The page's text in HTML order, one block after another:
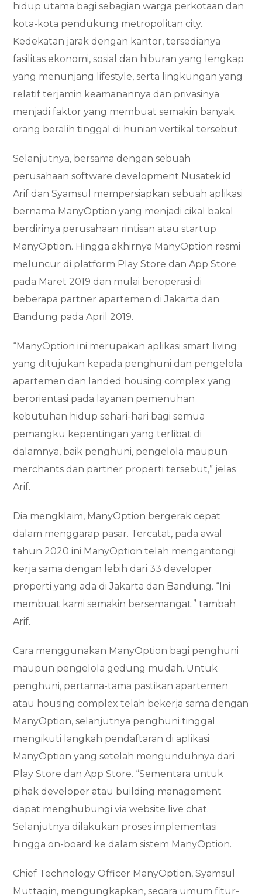
hidup utama bagi sebagian warga perkotaan dan
kota-kota pendukung metropolitan city.
Kedekatan jarak dengan kantor, tersedianya
fasilitas ekonomi, sosial dan hiburan yang lengkap
yang menunjang lifestyle, serta lingkungan yang
relatif terjamin keamanannya dan privasinya
menjadi faktor yang membuat semakin banyak
orang beralih tinggal di hunian vertikal tersebut.
Selanjutnya, bersama dengan sebuah
perusahaan software development Nusatek.id
Arif dan Syamsul mempersiapkan sebuah aplikasi
bernama ManyOption yang menjadi cikal bakal
berdirinya perusahaan rintisan atau startup
ManyOption. Hingga akhirnya ManyOption resmi
meluncur di platform Play Store dan App Store
pada Maret 2019 dan mulai beroperasi di
beberapa partner apartemen di Jakarta dan
Bandung pada April 2019.
“ManyOption ini merupakan aplikasi smart living
yang ditujukan kepada penghuni dan pengelola
apartemen dan landed housing complex yang
berorientasi pada layanan pemenuhan
kebutuhan hidup sehari-hari bagi semua
pemangku kepentingan yang terlibat di
dalamnya, baik penghuni, pengelola maupun
merchants dan partner properti tersebut,” jelas
Arif.
Dia mengklaim, ManyOption bergerak cepat
dalam menggarap pasar. Tercatat, pada awal
tahun 2020 ini ManyOption telah mengantongi
kerja sama dengan lebih dari 33 developer
properti yang ada di Jakarta dan Bandung. “Ini
membuat kami semakin bersemangat.” tambah
Arif.
Cara menggunakan ManyOption bagi penghuni
maupun pengelola gedung mudah. Untuk
penghuni, pertama-tama pastikan apartemen
atau housing complex telah bekerja sama dengan
ManyOption, selanjutnya penghuni tinggal
mengikuti langkah pendaftaran di aplikasi
ManyOption yang setelah mengunduhnya dari
Play Store dan App Store. “Sementara untuk
pihak developer atau building management
dapat menghubungi via website live chat.
Selanjutnya dilakukan proses implementasi
hingga on-board ke dalam sistem ManyOption.
Chief Technology Officer ManyOption, Syamsul
Muttaqin, mengungkapkan, secara umum fitur-